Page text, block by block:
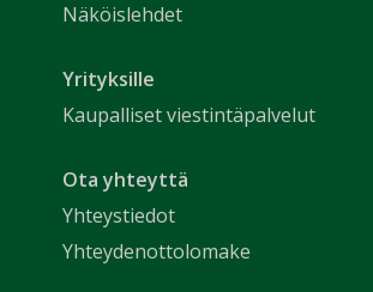
Näköislehdet
Yrityksille
Kaupalliset viestintäpalvelut
Ota yhteyttä
Yhteystiedot
Yhteydenottolomake